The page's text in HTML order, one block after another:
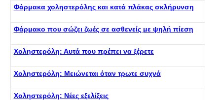
Φάρμακα χοληστερόλης και κατά πλάκας σκλήρυνση
Φάρμακο που σώζει ζωές σε ασθενείς με ψηλή πίεση
Χοληστερόλη: Αυτά που πρέπει να ξέρετε
Χοληστερόλη: Μειώνεται όταν τρωτε συχνά
Χοληστερόλη: Νέες εξελίξεις